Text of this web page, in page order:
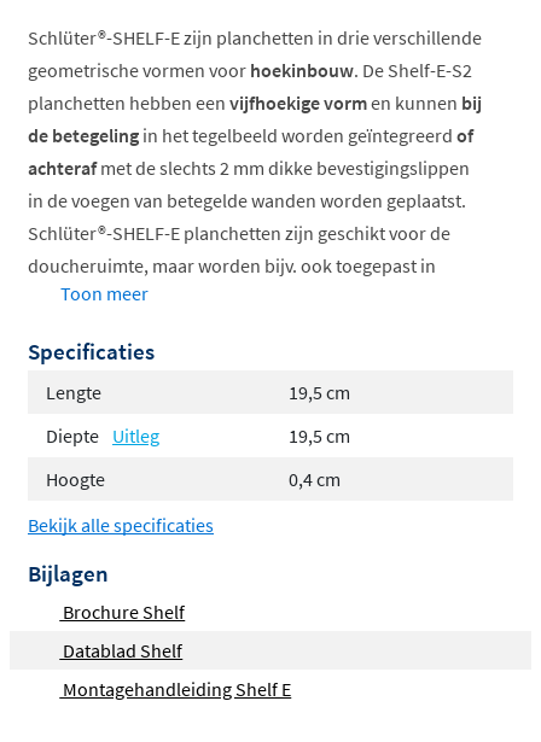
Schlüter®-SHELF-E zijn planchetten in drie verschillende
geometrische vormen voor hoekinbouw. De Shelf-E-S2
planchetten hebben een vijfhoekige vormen kunnen bij
de betegeling in het tegelbeeld worden geïntegreerd of
achterafmet de slechts 2 mm dikke bevestigingslippen
in de voegen van betegelde wanden worden geplaatst.
Schlüter®-SHELF-E planchetten zijn geschikt voor de
doucheruimte, maar worden bijv. ook toegepast in
tegelwanden van keukens.
Materiaal RVS geborsteld of aluminium met
TRENDLINE-structuur coating in acht verschillende
Vijf designs: Pure, Square, Wave, Floral and Curve
Beschikbaar in vijf verschillende formaten
Toon meer
Specificaties
Lengte
19,5 cm
Diepte Uitleg
19,5 cm
Hoogte
0,4 cm
Bekijk alle specificaties
Bijlagen
Brochure Shelf
Datablad Shelf
Montagehandleiding Shelf E